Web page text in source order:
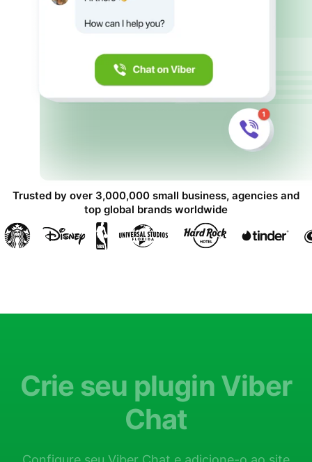
Trusted by over 3,000,000 small business, agencies and
top global brands worldwide
Crie seu plugin Viber
Chat